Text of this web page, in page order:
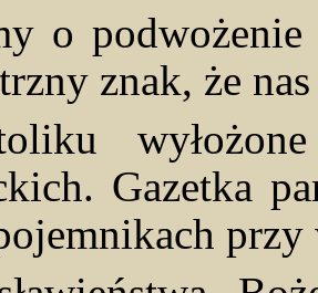
o
znak, że
Gazetka
przy